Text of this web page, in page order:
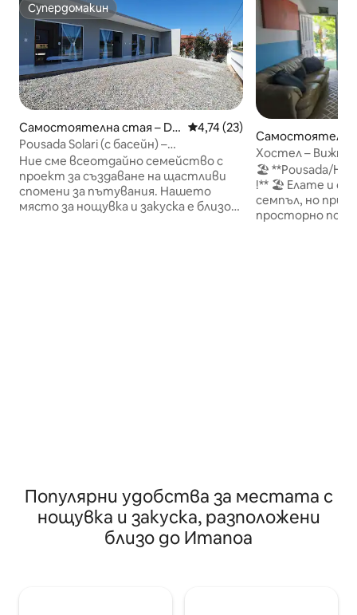
Супердомакин
Супердомакин
Самостоятелна стая – Do
Ubatuba
Средна оценка: 4,74 от 5,
4,74 (23)
Pousada Solari (с басейн) –
апартамент 03
Ние сме всеотдайно семейство с
проект за създаване на щастливи
спомени за пътувания. Нашето
място за нощувка и закуска е близо
Самостоятелна
Хостел –
🏖️ **Pousada/
!** 🏖️ Елате и се насладете на
семпъл, но
просторно
Популярни удобства за местата с
нощувка и закуска, разположени
близо до Итапоа